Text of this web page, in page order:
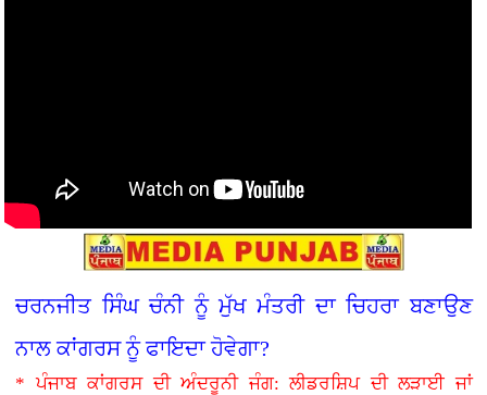
ਚਰਨਜੀਤ ਸਿੰਘ ਚੰਨੀ ਨੂੰ ਮੁੱਖ ਮੰਤਰੀ ਦਾ ਚਿਹਰਾ ਬਣਾਉਣ
ਨਾਲ ਕਾਂਗਰਸ ਨੂੰ ਫਾਇਦਾ ਹੋਵੇਗਾ?
* ਪੰਜਾਬ ਕਾਂਗਰਸ ਦੀ ਅੰਦਰੂਨੀ ਜੰਗ: ਲੀਡਰਸ਼ਿਪ ਦੀ ਲੜਾਈ ਜਾਂ